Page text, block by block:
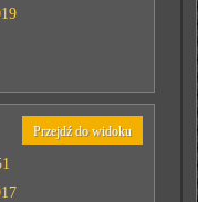
Przejdź do widoku